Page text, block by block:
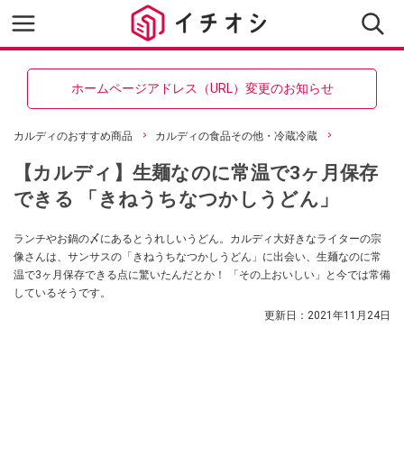
ホームページアドレス（URL）変更のお知らせ
カルディのおすすめ商品 カルディの食品その他・冷蔵冷蔵
【カルディ】生麺なのに常温で3ヶ月保存
できる 「きねうちなつかしうどん」
ランチやお鍋の〆にあるとうれしいうどん。カルディ大好きなライターの宗
像さんは、サンサスの「きねうちなつかしうどん」に出会い、生麺なのに常
温で3ヶ月保存できる点に驚いたんだとか！ 「その上おいしい」と今では常備
しているそうです。
更新日： 2021年11月24日